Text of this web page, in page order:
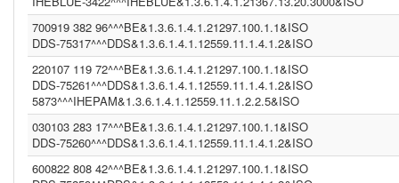
NIST2010 (2.16.840.1.113883.3)
(2.16.840.1.113883.13.37)
ASIP-SANTE-INS-C (1.2.250.1.213.1.4.2)
BE (UNKNOWN)
DDS23 (1.3.6.1.4.1.12559.11.1.4.1.2)
PCP (2.16.840.1.113883.3.109.2.0.1.2.1.100)
(1.2.3.4.5)
IT (2.16.840.1.113883.2.9.4.3.2)
1.3.6.1.4.1.21367.2011.2.5.5659 (1.3.6.1.4.1.21367.2011.2.5.5659)
INF2 (1.3.6.1.4.1.21367.2005.13.20.1000)
CPAGE (1.2.250.1.211.10.200.2)
NIST2010-3 (2.16.840.1.113883.3.72.5.9.3)
700919 382 96^^^BE&1.3.6.1.4.1.21297.100.1.1&ISO
DDS-75317^^^DDS&1.3.6.1.4.1.12559.11.1.4.1.2&ISO
220107 119 72^^^BE&1.3.6.1.4.1.21297.100.1.1&ISO
DDS-75261^^^DDS&1.3.6.1.4.1.12559.11.1.4.1.2&ISO
5873^^^IHEPAM&1.3.6.1.4.1.12559.11.1.2.2.5&ISO
030103 283 17^^^BE&1.3.6.1.4.1.21297.100.1.1&ISO
DDS-75260^^^DDS&1.3.6.1.4.1.12559.11.1.4.1.2&ISO
600822 808 42^^^BE&1.3.6.1.4.1.21297.100.1.1&ISO